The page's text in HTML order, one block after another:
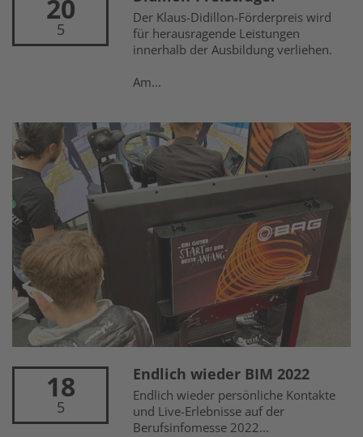
20
5
Der Klaus-Didillon-Förderpreis wird
für herausragende Leistungen
innerhalb der Ausbildung verliehen.
Am...
18
5
Endlich wieder BIM 2022
Endlich wieder persönliche Kontakte
und Live-Erlebnisse auf der
Berufsinfomesse 2022...